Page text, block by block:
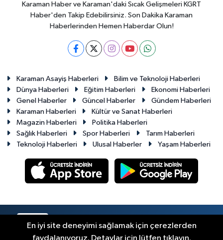
Karaman Haber ve Karaman'daki Sıcak Gelişmeleri KGRT
Haber'den Takip Edebilirsiniz. Son Dakika Karaman
Haberlerinden Hemen Haberdar Olun!
Karaman Asayiş Haberleri
Bilim ve Teknoloji Haberleri
Dünya Haberleri
Eğitim Haberleri
Ekonomi Haberleri
Genel Haberler
Güncel Haberler
Gündem Haberleri
Karaman Haberleri
Kültür ve Sanat Haberleri
Magazin Haberleri
Politika Haberleri
Sağlık Haberleri
Spor Haberleri
Tarım Haberleri
Teknoloji Haberleri
Ulusal Haberler Yaşam Haberleri
RSS Copyright © 2023-2026. Her hakkı saklıdır.
En iyi site deneyimi sağlamak için çerezlerden
faydalanıyoruz. Detaylar için lütfen tıklayın.